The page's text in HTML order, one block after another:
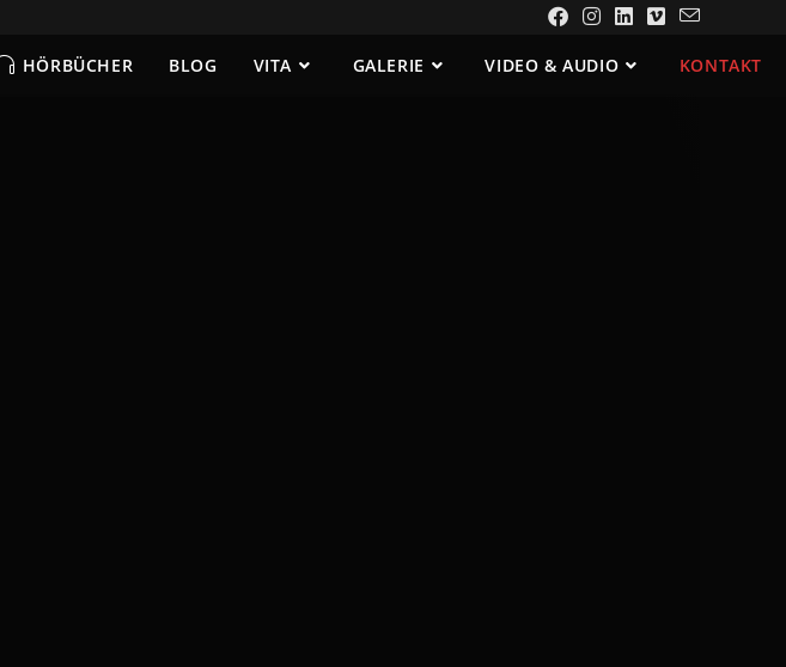
HÖRBÜCHER BLOG VITA GALERIE VIDEO & AUDIO KONTAKT